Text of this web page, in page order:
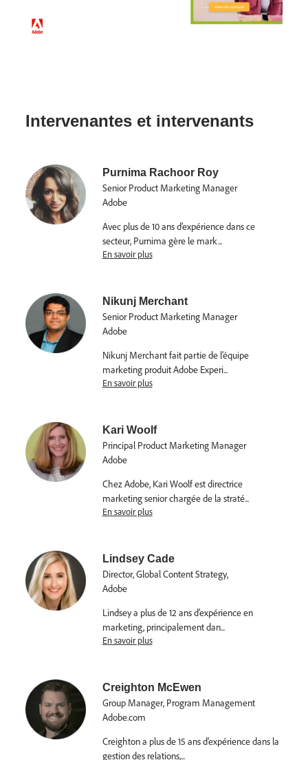
Intervenantes et intervenants
Purnima Rachoor Roy
Senior Product Marketing Manager
Adobe
Avec plus de 10 ans d’expérience dans ce
secteur, Purnima gère le mark...
En savoir plus
Nikunj Merchant
Senior Product Marketing Manager
Adobe
Nikunj Merchant fait partie de l’équipe
marketing produit Adobe Experi...
En savoir plus
Kari Woolf
Principal Product Marketing Manager
Adobe
Chez Adobe, Kari Woolf est directrice
marketing senior chargée de la straté...
En savoir plus
Lindsey Cade
Director, Global Content Strategy,
Adobe
Lindsey a plus de 12 ans d’expérience en
marketing, principalement dan...
En savoir plus
Creighton McEwen
Group Manager, Program Management
Adobe.com
Creighton a plus de 15 ans d’expérience dans la
gestion des relations,...